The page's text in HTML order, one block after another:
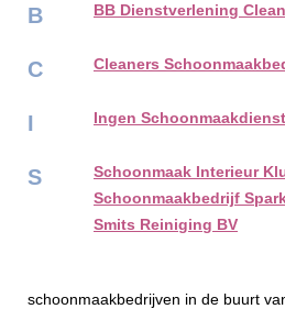
B BB Dienstverlening
C Cleaners
I Ingen
S
Schoonmaak Interieur
Schoonmaakbedrijf
Smits Reiniging BV
schoonmaakbedrijven in de buurt